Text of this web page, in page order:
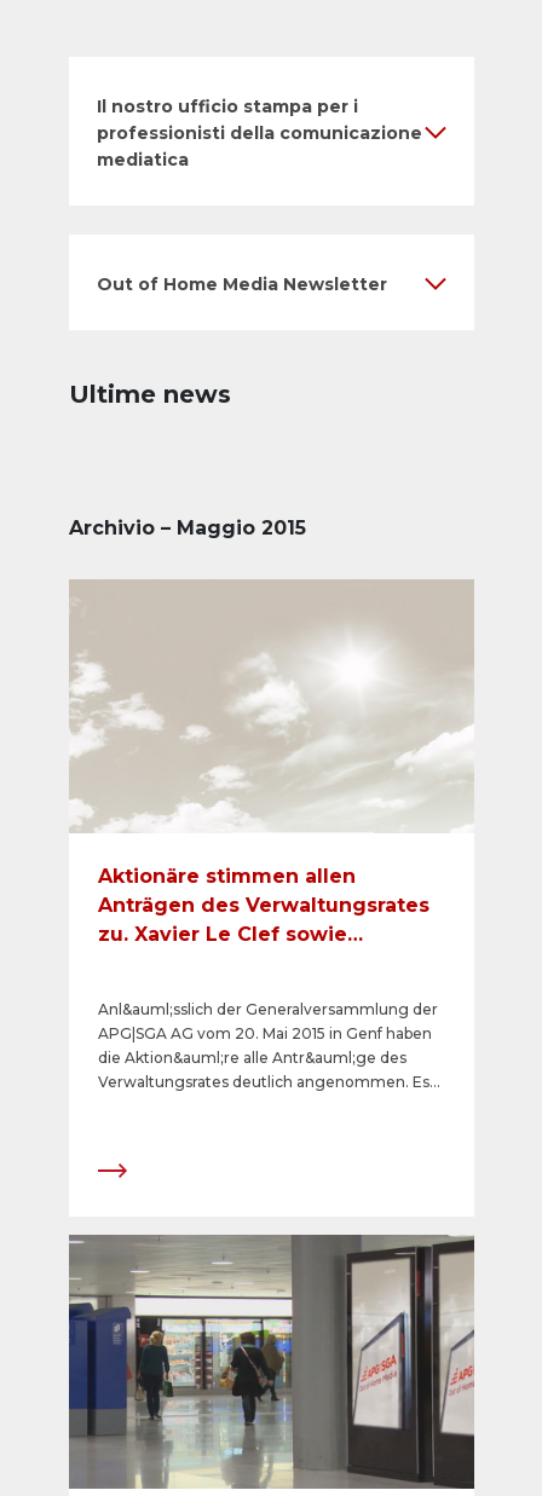
Il nostro ufficio stampa per i
professionisti della comunicazione
mediatica
Out of Home Media Newsletter
Ultime news
Archivio – Maggio 2015
Aktionäre stimmen allen
Anträgen des Verwaltungsrates
zu. Xavier Le Clef sowie
Verwaltungsrates gewählt.
Anl&auml;sslich der Generalversammlung der
APG|SGA AG vom 20. Mai 2015 in Genf haben
die Aktion&auml;re alle Antr&auml;ge des
Verwaltungsrates deutlich angenommen. Es